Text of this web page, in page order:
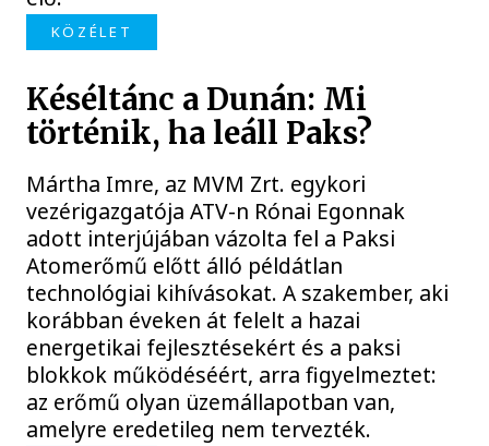
KÖZÉLET
Késéltánc a Dunán: Mi
történik, ha leáll Paks?
Mártha Imre, az MVM Zrt. egykori
vezérigazgatója ATV-n Rónai Egonnak
adott interjújában vázolta fel a Paksi
Atomerőmű előtt álló példátlan
technológiai kihívásokat. A szakember, aki
korábban éveken át felelt a hazai
energetikai fejlesztésekért és a paksi
blokkok működéséért, arra figyelmeztet:
az erőmű olyan üzemállapotban van,
amelyre eredetileg nem tervezték.